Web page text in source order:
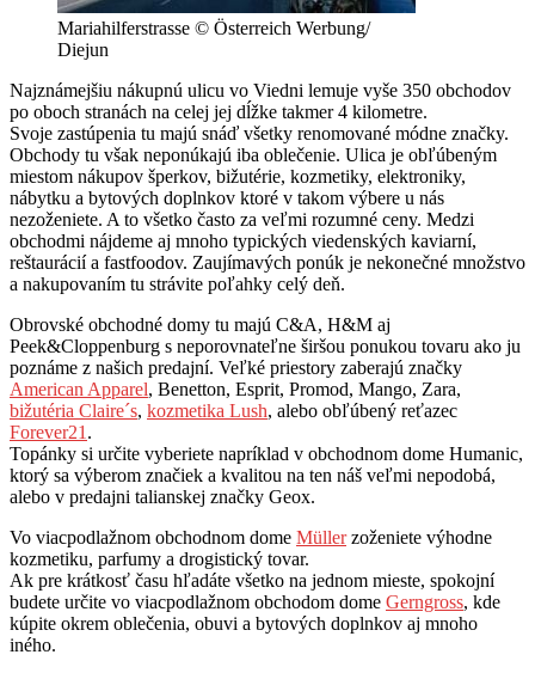
Mariahilferstrasse © Österreich Werbung/
Diejun
Najznámejšiu nákupnú ulicu vo Viedni lemuje vyše 350 obchodov
po oboch stranách na celej jej dĺžke takmer 4 kilometre.
Svoje zastúpenia tu majú snáď všetky renomované módne značky.
Obchody tu však neponúkajú iba oblečenie. Ulica je obľúbeným
miestom nákupov šperkov, bižutérie, kozmetiky, elektroniky,
nábytku a bytových doplnkov ktoré v takom výbere u nás
nezoženiete. A to všetko často za veľmi rozumné ceny. Medzi
obchodmi nájdeme aj mnoho typických viedenských kaviarní,
reštaurácií a fastfoodov. Zaujímavých ponúk je nekonečné množstvo
a nakupovaním tu strávite poľahky celý deň.
Obrovské obchodné domy tu majú C&A, H&M aj
Peek&Cloppenburg s neporovnateľne širšou ponukou tovaru ako ju
poznáme z našich predajní. Veľké priestory zaberajú značky
American Apparel, Benetton, Esprit, Promod, Mango, Zara,
bižutéria Claire´s, kozmetika Lush, alebo obľúbený reťazec
Forever21 .
Topánky si určite vyberiete napríklad v obchodnom dome Humanic,
ktorý sa výberom značiek a kvalitou na ten náš veľmi nepodobá,
alebo v predajni talianskej značky Geox.
Vo viacpodlažnom obchodnom dome Müllerzoženiete výhodne
kozmetiku, parfumy a drogistický tovar.
Ak pre krátkosť času hľadáte všetko na jednom mieste, spokojní
budete určite vo viacpodlažnom obchodom dome Gerngross, kde
kúpite okrem oblečenia, obuvi a bytových doplnkov aj mnoho
iného.